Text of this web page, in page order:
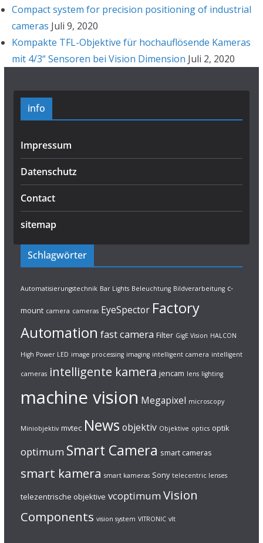
Compact system for precision positioning of industrial
cameras Juli 9, 2020
Kompakte TFL-Objektive für hochauflösende Kameras
mit 4/3“ Sensoren bei Vision Dimension Juli 2, 2020
info
Impressum
Datenschutz
Contact
sitemap
Schlagwörter
Automatisierungstechnik Bar Lights Beleuchtung Bildverarbeitung c-
mount camera cameras EyeSpector Factory
Automation fast camera Filter GigE Vision HALCON
High Power LED image processing imaging intelligent camera intelligent
cameras intelligente kamera jencam lens lighting
machine vision Megapixel microscopy
Miniobjektiv mvtec News objektiv Objektive optics optik
optimum Smart Camera smart cameras
smart kamera smart kameras Sony telecentric lenses
telezentrische objektive vcoptimum Vision
Components vision system VITRONIC vlt